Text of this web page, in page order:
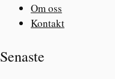
Om oss
Kontakt
Senaste